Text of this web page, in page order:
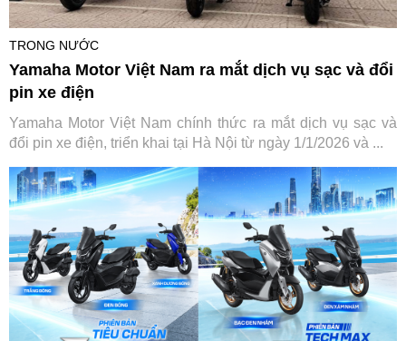
TRONG NƯỚC
Yamaha Motor Việt Nam ra mắt dịch vụ sạc và đổi
pin xe điện
Yamaha Motor Việt Nam chính thức ra mắt dịch vụ sạc và
đổi pin xe điện, triển khai tại Hà Nội từ ngày 1/1/2026 và ...